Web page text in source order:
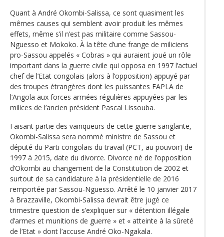
Quant à André Okombi-Salissa, ce sont quasiment les
mêmes causes qui semblent avoir produit les mêmes
effets, même s’il n’est pas militaire comme Sassou-
Nguesso et Mokoko. À la tête d’une frange de miliciens
pro-Sassou appelés « Cobras » qui auraient joué un rôle
important dans la guerre civile qui opposa en 1997 l’actuel
chef de l’Etat congolais (alors à l’opposition) appuyé par
des troupes étrangères dont les puissantes FAPLA de
l’Angola aux forces armées régulières appuyées par les
milices de l’ancien président Pascal Lissouba.
Faisant partie des vainqueurs de cette guerre sanglante,
Okombi-Salissa sera nommé ministre de Sassou et
député du Parti congolais du travail (PCT, au pouvoir) de
1997 à 2015, date du divorce. Divorce né de l’opposition
d’Okombi au changement de la Constitution de 2002 et
surtout de sa candidature à la présidentielle de 2016
remportée par Sassou-Nguesso. Arrêté le 10 janvier 2017
à Brazzaville, Okombi-Salissa devrait être jugé ce
trimestre question de s’expliquer sur « détention illégale
d’armes et munitions de guerre » et « atteinte à la sûreté
de l’Etat » dont l’accuse André Oko-Ngakala.